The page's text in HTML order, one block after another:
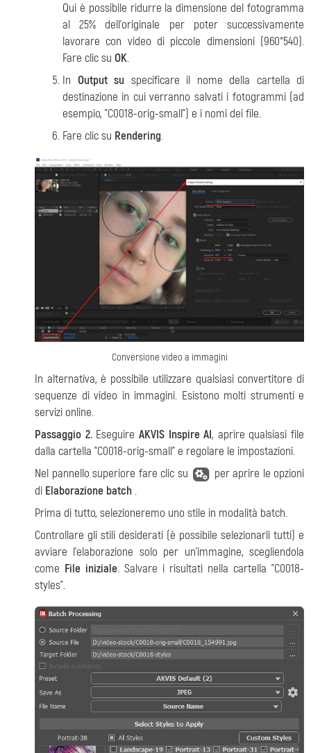
Qui è possibile ridurre la dimensione del fotogramma
al 25% dell'originale per poter successivamente
lavorare con video di piccole dimensioni (960*540).
Fare clic su OK.
In Output su specificare il nome della cartella di
destinazione in cui verranno salvati i fotogrammi (ad
esempio, "C0018-orig-small") e i nomi dei file.
Fare clic su Rendering.
Conversione video a immagini
In alternativa, è possibile utilizzare qualsiasi convertitore di
sequenze di video in immagini. Esistono molti strumenti e
servizi online.
Passaggio 2.Eseguire AKVIS Inspire AI, aprire qualsiasi file
dalla cartella "C0018-orig-small" e regolare le impostazioni.
Nel pannello superiore fare clic su
per aprire le opzioni
di Elaborazione batch .
Prima di tutto, selezioneremo uno stile in modalità batch.
Controllare gli stili desiderati (è possibile selezionarli tutti) e
avviare l'elaborazione solo per un'immagine, scegliendola
come File iniziale. Salvare i risultati nella cartella "C0018-
styles".